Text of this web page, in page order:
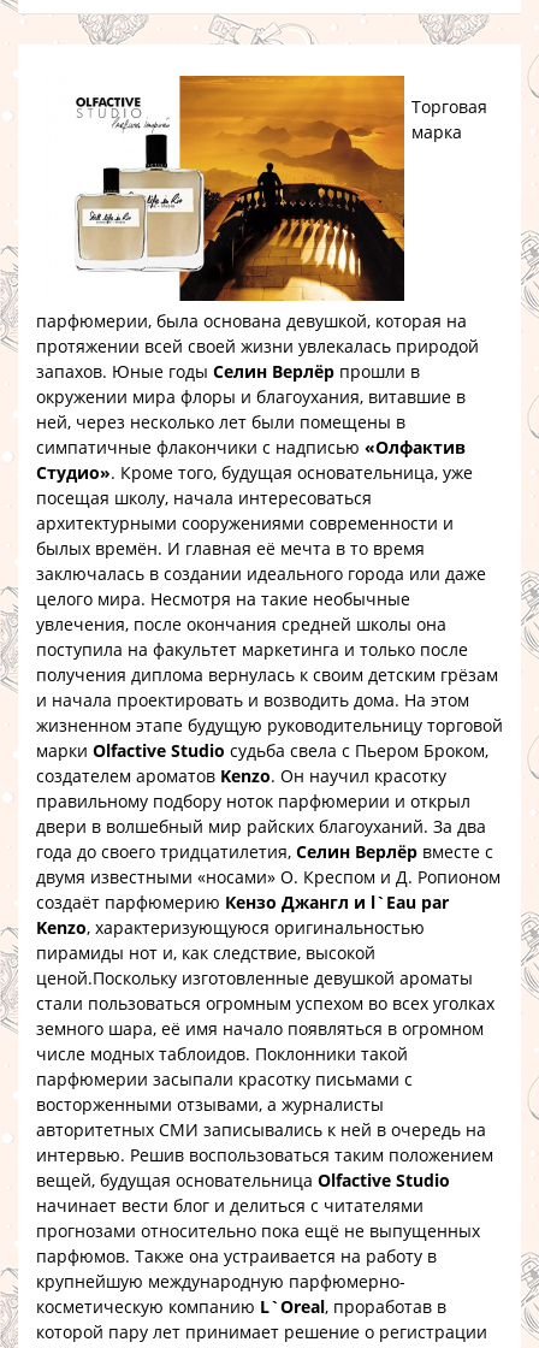
Торговая
марка
парфюмерии, была основана девушкой, которая на
протяжении всей своей жизни увлекалась природой
запахов. Юные годы Селин Верлёр прошли в
окружении мира флоры и благоухания, витавшие в
ней, через несколько лет были помещены в
симпатичные флакончики с надписью «Олфактив
Студио». Кроме того, будущая основательница, уже
посещая школу, начала интересоваться
архитектурными сооружениями современности и
былых времён. И главная её мечта в то время
заключалась в создании идеального города или даже
целого мира. Несмотря на такие необычные
увлечения, после окончания средней школы она
поступила на факультет маркетинга и только после
получения диплома вернулась к своим детским грёзам
и начала проектировать и возводить дома. На этом
жизненном этапе будущую руководительницу торговой
марки Olfactive Studio судьба свела с Пьером Броком,
создателем ароматов Kenzo. Он научил красотку
правильному подбору ноток парфюмерии и открыл
двери в волшебный мир райских благоуханий. За два
года до своего тридцатилетия, Селин Верлёр вместе с
двумя известными «носами» О. Креспом и Д. Ропионом
создаёт парфюмерию Кензо Джангл и l`Eau par
Kenzo, характеризующуюся оригинальностью
пирамиды нот и, как следствие, высокой
ценой.Поскольку изготовленные девушкой ароматы
стали пользоваться огромным успехом во всех уголках
земного шара, её имя начало появляться в огромном
числе модных таблоидов. Поклонники такой
парфюмерии засыпали красотку письмами с
восторженными отзывами, а журналисты
авторитетных СМИ записывались к ней в очередь на
интервью. Решив воспользоваться таким положением
вещей, будущая основательница Olfactive Studio
начинает вести блог и делиться с читателями
прогнозами относительно пока ещё не выпущенных
парфюмов. Также она устраивается на работу в
крупнейшую международную парфюмерно-
косметическую компанию L`Oreal, проработав в
которой пару лет принимает решение о регистрации